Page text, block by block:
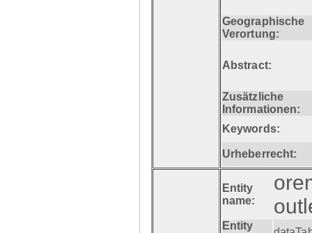
Geographische
Verortung:
Abstract:
Zusätzliche
Informationen:
Keywords:
Urheberrecht:
Entity
name:
Entity